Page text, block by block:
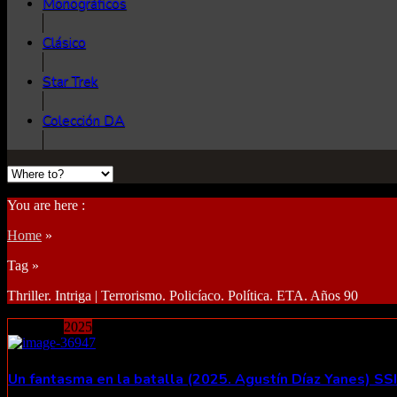
Clásico
Star Trek
Colección DA
You are here :
Home »
Tag »
Thriller. Intriga | Terrorismo. Policíaco. Política. ETA. Años 90
2025
Un fantasma en la batalla (2025. Agustín Díaz Yanes)